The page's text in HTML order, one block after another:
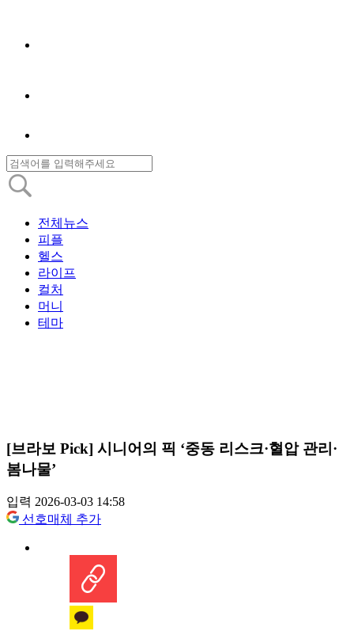
전체뉴스
피플
헬스
라이프
컬처
머니
테마
[브라보 Pick] 시니어의 픽 ‘중동 리스크·혈압 관리·
봄나물’
입력 2026-03-03 14:58
선호매체 추가